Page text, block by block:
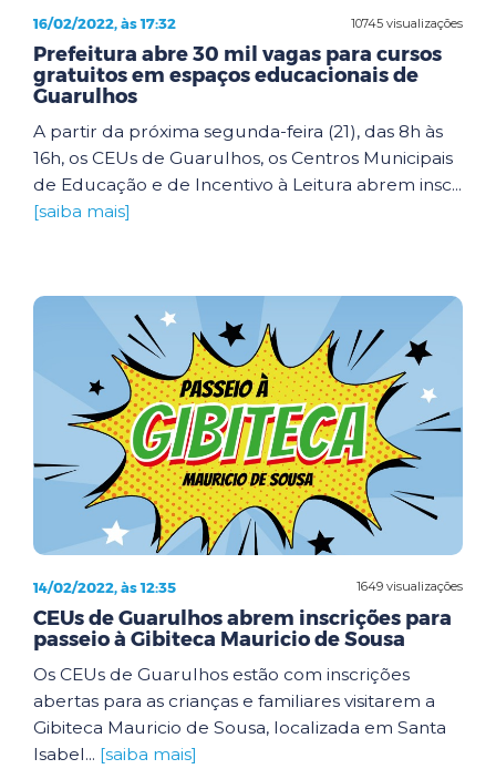
10745 visualizações
16/02/2022, às 17:32
Prefeitura abre 30 mil vagas para cursos
gratuitos em espaços educacionais de
Guarulhos
A partir da próxima segunda-feira (21), das 8h às
16h, os CEUs de Guarulhos, os Centros Municipais
de Educação e de Incentivo à Leitura abrem insc...
[saiba mais]
1649 visualizações
14/02/2022, às 12:35
CEUs de Guarulhos abrem inscrições para
passeio à Gibiteca Mauricio de Sousa
Os CEUs de Guarulhos estão com inscrições
abertas para as crianças e familiares visitarem a
Gibiteca Mauricio de Sousa, localizada em Santa
Isabel... [saiba mais]